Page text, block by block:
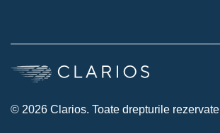
© 2026 Clarios. Toate drepturile rezervate